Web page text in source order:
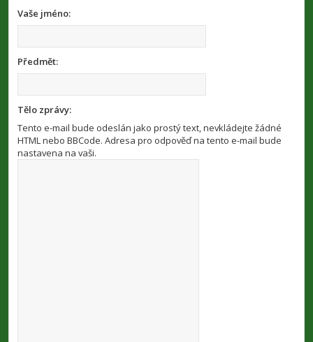
Vaše jméno:
Předmět:
Tělo zprávy:
Tento e-mail bude odeslán jako prostý text, nevkládejte žádné
HTML nebo BBCode. Adresa pro odpověď na tento e-mail bude
nastavena na vaši.